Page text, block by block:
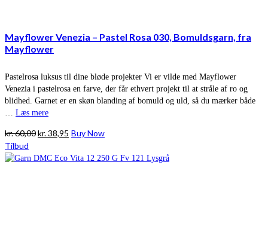
Mayflower Venezia – Pastel Rosa 030, Bomuldsgarn, fra
Mayflower
Pastelrosa luksus til dine bløde projekter Vi er vilde med Mayflower
Venezia i pastelrosa en farve, der får ethvert projekt til at stråle af ro og
blidhed. Garnet er en skøn blanding af bomuld og uld, så du mærker både
Læs mere
kr.60,00Den
pris
kr.38,95 Den
pris
Buy Now
Tilbud